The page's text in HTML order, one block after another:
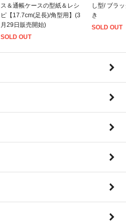
ス＆通帳ケースの型紙＆レシ
ピ【17.7cm(足長)/角型用】(3
月29日販売開始)
SOLD OUT
し型/ ブラ
き
SOLD OUT